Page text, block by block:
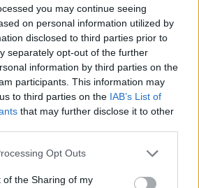
you may continue seeing
on personal information utilized by
disclosed to third parties prior to
separately opt-out of the further
information by third parties on the
participants. This information may
to third parties on the IAB’s List of
that may further disclose it to other
app uses one or more Google
or usage behaviour. You may click to
Opt Outs
of the Sharing of my